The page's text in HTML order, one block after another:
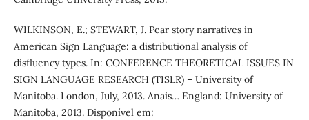
WILKINSON, E.; STEWART, J. Pear story narratives in
American Sign Language: a distributional analysis of
disfluency types. In: CONFERENCE THEORETICAL ISSUES IN
SIGN LANGUAGE RESEARCH (TISLR) – University of
Manitoba. London, July, 2013. Anais… England: University of
Manitoba, 2013. Disponível em: